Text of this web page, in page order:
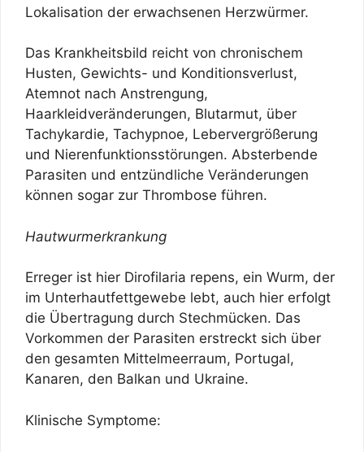
Lokalisation der erwachsenen Herzwürmer.
Das Krankheitsbild reicht von chronischem
Husten, Gewichts- und Konditionsverlust,
Atemnot nach Anstrengung,
Haarkleidveränderungen, Blutarmut, über
Tachykardie, Tachypnoe, Lebervergrößerung
und Nierenfunktionsstörungen. Absterbende
Parasiten und entzündliche Veränderungen
können sogar zur Thrombose führen.
Hautwurmerkrankung
Erreger ist hier Dirofilaria repens, ein Wurm, der
im Unterhautfettgewebe lebt, auch hier erfolgt
die Übertragung durch Stechmücken. Das
Vorkommen der Parasiten erstreckt sich über
den gesamten Mittelmeerraum, Portugal,
Kanaren, den Balkan und Ukraine.
Klinische Symptome: